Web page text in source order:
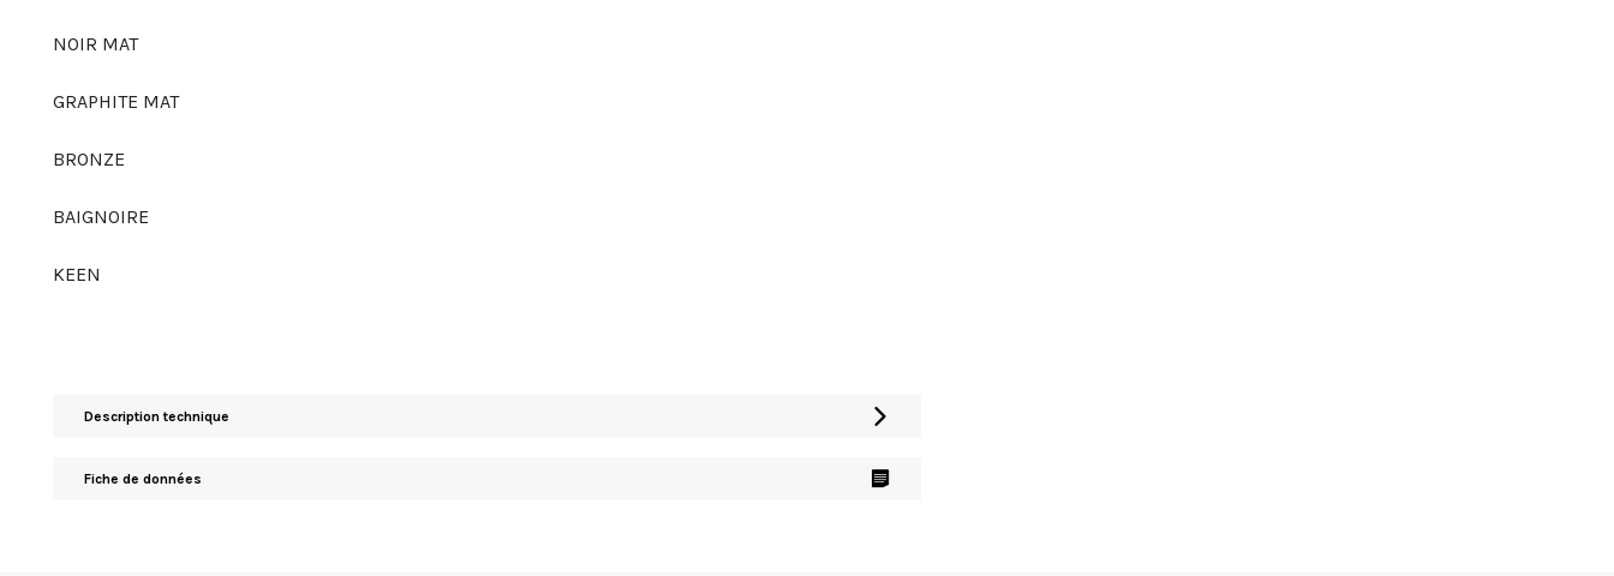
NOIR MAT
GRAPHITE MAT
BRONZE
BAIGNOIRE
KEEN
Description technique
Fiche de données